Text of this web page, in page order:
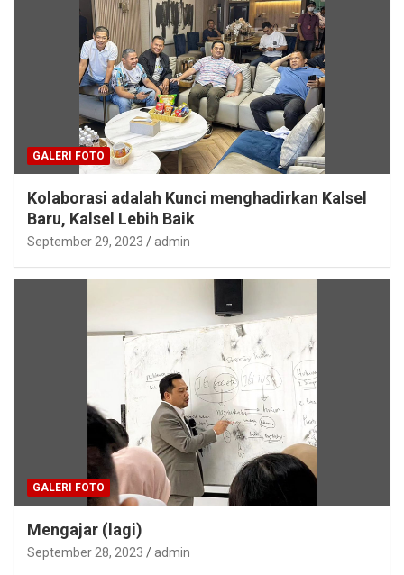
GALERI FOTO
Kolaborasi adalah Kunci menghadirkan Kalsel
Baru, Kalsel Lebih Baik
September 29, 2023 admin
GALERI FOTO
Mengajar (lagi)
September 28, 2023 admin